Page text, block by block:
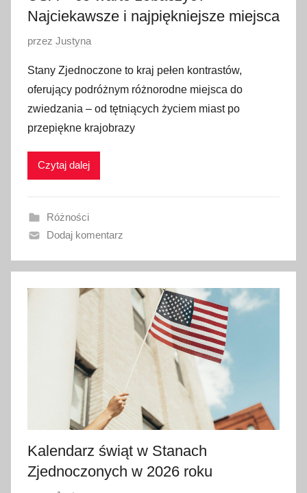
Najciekawsze i najpiękniejsze miejsca
O
u
b
l
i
w
n
o
0
g
0
2
4
przez Justyna
Stany Zjednoczone to kraj pełen kontrastów,
oferujący podróżnym różnorodne miejsca do
zwiedzania – od tętniących życiem miast po
przepiękne krajobrazy
Czytaj dalej
Różności
Dodaj komentarz
Kalendarz świąt w Stanach
Zjednoczonych w 2026 roku